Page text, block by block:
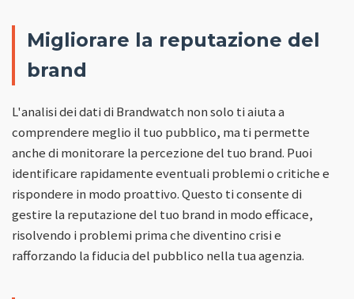
Migliorare la reputazione del
brand
L'analisi dei dati di Brandwatch non solo ti aiuta a
comprendere meglio il tuo pubblico, ma ti permette
anche di monitorare la percezione del tuo brand. Puoi
identificare rapidamente eventuali problemi o critiche e
rispondere in modo proattivo. Questo ti consente di
gestire la reputazione del tuo brand in modo efficace,
risolvendo i problemi prima che diventino crisi e
rafforzando la fiducia del pubblico nella tua agenzia.